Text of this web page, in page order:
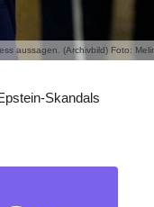
aussagen. (Archivbild) Foto:
Skandals